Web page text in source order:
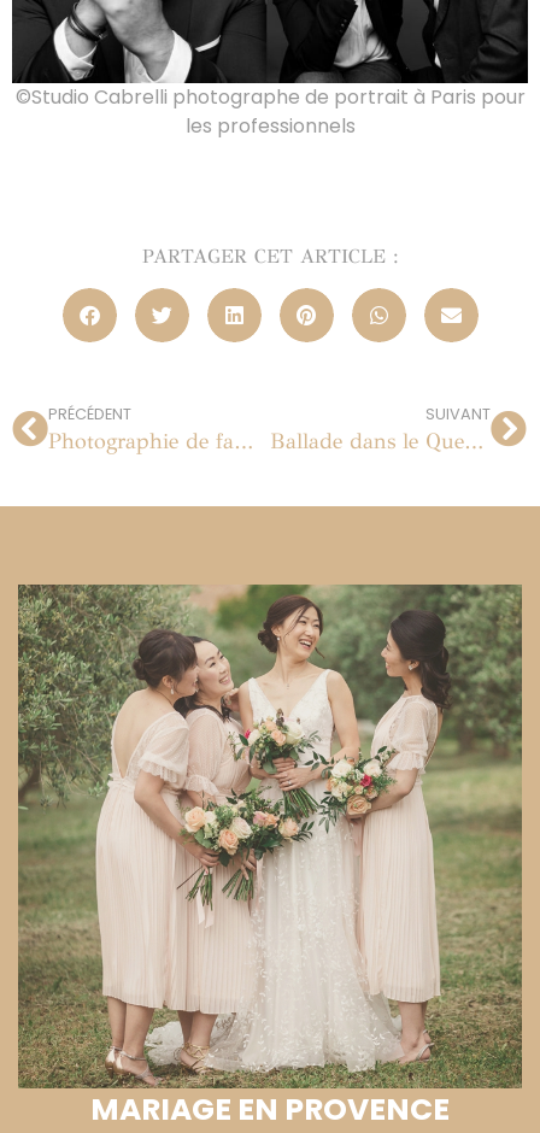
©Studio Cabrelli photographe de portrait à Paris pour
les professionnels
PARTAGER CET ARTICLE :
PRÉCÉDENT
Photographie de famille, séance portrait à Paris
SUIVANT
Ballade dans le Queyras
MARIAGE EN PROVENCE